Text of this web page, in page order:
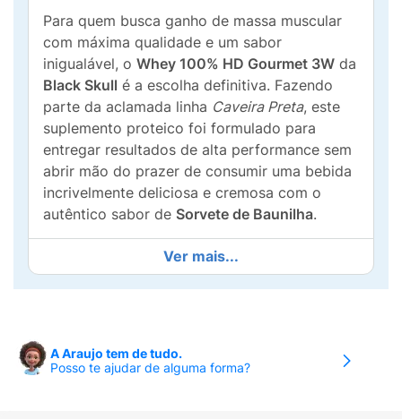
Para quem busca ganho de massa muscular
com máxima qualidade e um sabor
inigualável, o Whey 100% HD Gourmet 3W da
Black Skull é a escolha definitiva. Fazendo
parte da aclamada linha Caveira Preta, este
suplemento proteico foi formulado para
entregar resultados de alta performance sem
abrir mão do prazer de consumir uma bebida
incrivelmente deliciosa e cremosa com o
autêntico sabor de Sorvete de Baunilha.
O grande segredo da eficiência deste
suplemento está em sua matriz proteica3W
(Whey Protein Concentrate, Isolate e
um aporte de aminoácidos muito mais
completo para os músculos, otimizando a
Ver mais...
A Araujo tem de tudo.
Posso te ajudar de alguma forma?